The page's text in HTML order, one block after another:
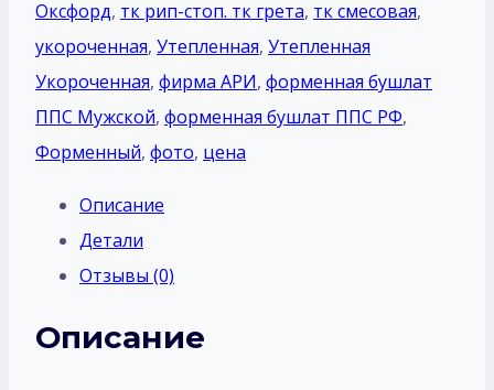
Оксфорд, тк рип-стоп. тк грета, тк смесовая,
укороченная, Утепленная, Утепленная
Укороченная, фирма АРИ, форменная бушлат
ППС Мужской, форменная бушлат ППС РФ,
Форменный, фото, цена
Описание
Детали
Отзывы (0)
Описание